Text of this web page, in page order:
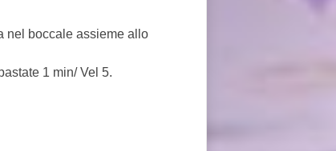
nel boccale assieme allo
1 min/ Vel 5.